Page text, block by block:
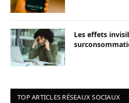
Les effets
TOP ARTICLES RÉSEAUX SOCIAUX